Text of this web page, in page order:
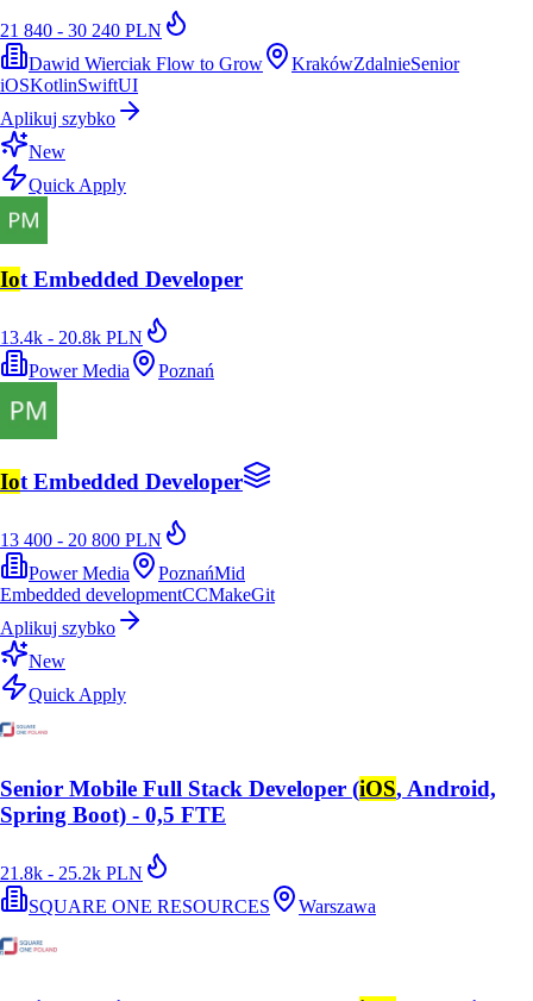
21 840 - 30 240 PLN
Dawid Wierciak Flow to Grow
KrakówZdalnieSenior
iOSKotlinSwiftUI
Aplikuj szybko
New
Quick Apply
Iot Embedded Developer
13.4k - 20.8k PLN
Power Media
Poznań
Iot Embedded Developer
13 400 - 20 800 PLN
Power Media
PoznańMid
Embedded developmentCCMakeGit
Aplikuj szybko
New
Quick Apply
Senior Mobile Full Stack Developer (iOS, Android,
Spring Boot) - 0,5 FTE
21.8k - 25.2k PLN
SQUARE ONE RESOURCES
Warszawa